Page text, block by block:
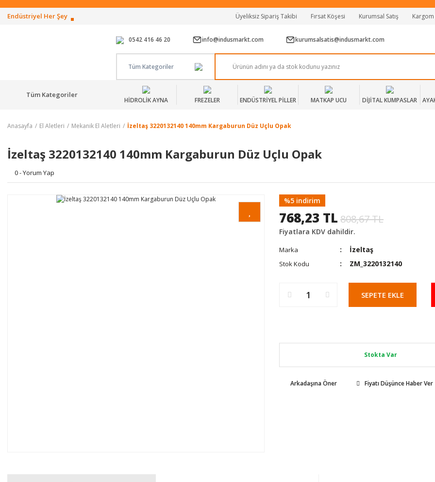
Tüm Alışverişlerde Vade Farksız 2 Taksit!
Mağazadan Teslim & Kolay İade
Endüstriyel Her Şey Üyeliksiz Sipariş Takibi Fırsat Köşesi Kurumsal Satış
0542 416 46 20 info@indusmarkt.com kurumsalsatis@indusmarkt.com
Tüm Kategoriler
Tüm Kategoriler
HİDROLİK AYNA FREZELER ENDÜSTRİYEL PİLLER MATKAP UCU DİJİTAL KUMPASLAR
Anasayfa El Aletleri Mekanik El Aletleri İzeltaş 3220132140 140mm Kargaburun Düz Uçlu Opak
İzeltaş 3220132140 140mm Kargaburun Düz Uçlu Opak
0 - Yorum Yap
%5 indirim
768,23 TL 808,67 TL
Fiyatlara KDV dahildir.
Marka İzeltaş
Stok Kodu ZM_3220132140
SEPETE EKLE
Stokta Var
Arkadaşına Öner Fiyatı Düşünce Haber Ver